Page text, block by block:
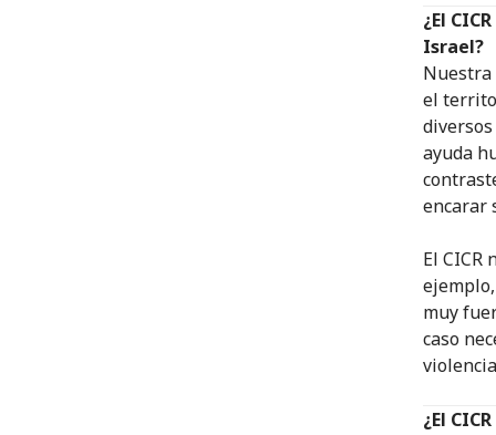
¿El
Israel?
Nuestra
el
ayuda
encarar
El CICR
muy
caso
¿El